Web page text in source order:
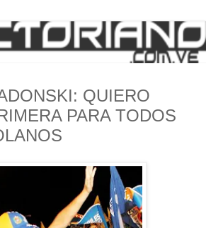
QUIERO
PARA TODOS